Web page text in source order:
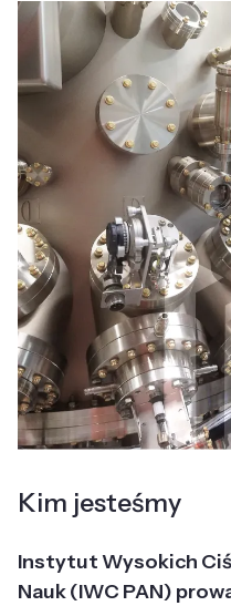
Kim jesteśmy
Instytut Wysokich
Nauk (IWC PAN)